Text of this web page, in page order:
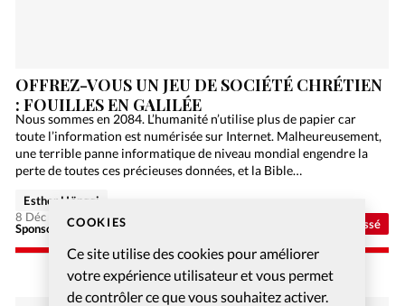
COOKIES
Ce site utilise des cookies pour améliorer
votre expérience utilisateur et vous permet
de contrôler ce que vous souhaitez activer.
Non classé
OFFREZ-VOUS UN JEU DE SOCIÉTÉ CHRÉTIEN
: FOUILLES EN GALILÉE
Nous sommes en 2084. L’humanité n’utilise plus de papier car
toute l’information est numérisée sur Internet. Malheureusement,
une terrible panne informatique de niveau mondial engendre la
perte de toutes ces précieuses données, et la Bible…
Sponsorisé - Alliance Biblilque Française
Esther Hänggi
8 Déc 2020